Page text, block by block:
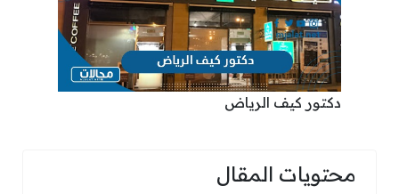
دكتور كيف الرياض
محتويات المقال